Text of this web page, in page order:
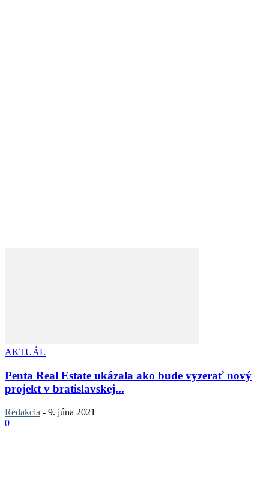
AKTUÁL
Penta Real Estate ukázala ako bude vyzerať nový
projekt v bratislavskej...
Redakcia - 9. júna 2021
0